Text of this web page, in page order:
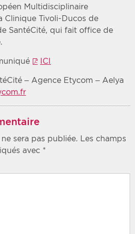
Multidisciplinaire
Clinique Tivoli-Ducos de
SantéCité, qui fait office de
ICI
– Agence Etycom – Aelya
sera pas publiée. Les champs
avec *